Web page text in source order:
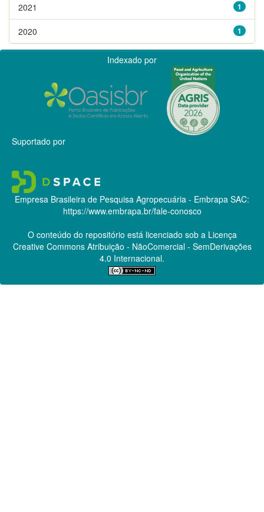
1
2021
1
2020
Indexado por
Suportado por
Empresa Brasileira de Pesquisa Agropecuária - Embrapa SAC:
https://www.embrapa.br/fale-conosco
O conteúdo do repositório está licenciado sob a Licença
Creative CommonsAtribuição - NãoComercial - SemDerivações
4.0 Internacional.